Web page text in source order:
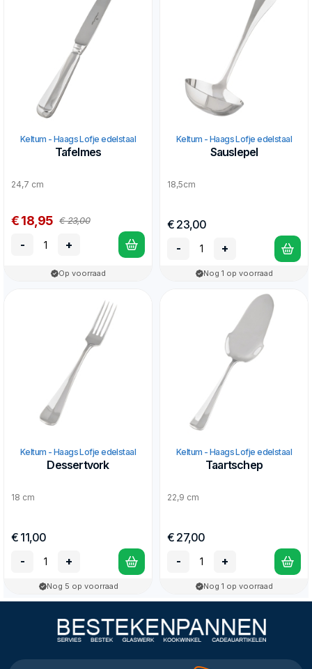
Keltum - Haags Lofje edelstaal
Tafelmes
24,7 cm
€ 18,95 € 23,00
- +
Op voorraad
Keltum - Haags Lofje edelstaal
Sauslepel
18,5cm
€ 23,00
-
+
Nog 1 op voorraad
Keltum - Haags Lofje edelstaal
Dessertvork
18 cm
€ 11,00
-
+
Nog 5 op voorraad
Keltum - Haags Lofje edelstaal
Taartschep
22,9 cm
€ 27,00
-
+
Nog 1 op voorraad